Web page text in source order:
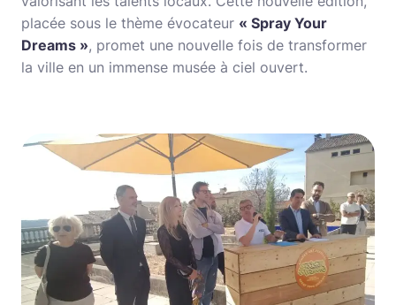
placée sous le thème évocateur « Spray Your
Dreams », promet une nouvelle fois de transformer
la ville en un immense musée à ciel ouvert.